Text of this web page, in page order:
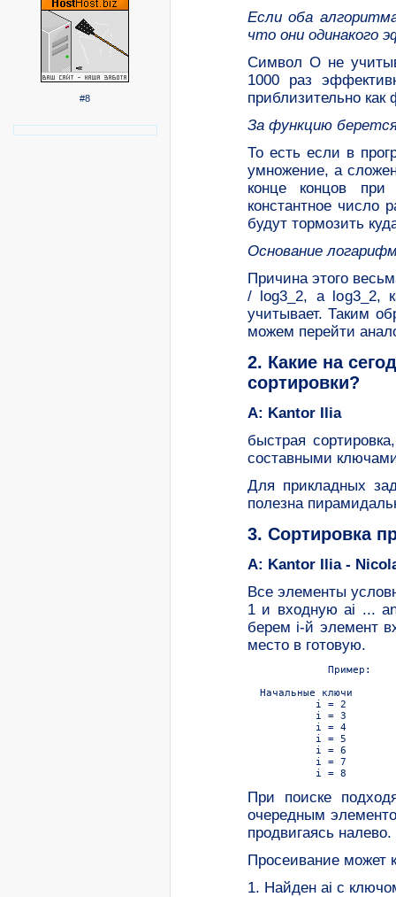
#8
Если оба
что они одинакого
Символ О не
1000 раз
приблизительно как
За функцию
То есть если в
умножение, а
конце концов
константное число
будут тормозить
Основание
Причина этого
/ log3_2, а log3_2,
учитывает. Таким
можем перейти
2. Какие на
сортировки?
A: Kantor Ilia
быстрая
составными
Для прикладных
полезна
3. Сортировка
A: Kantor Ilia -
Все элементы
1 и входную ai ...
берем i-й элемент
место в готовую.
             Пример:
Hачальные ключи
i = 2
i = 3
i = 4
i = 5
i = 6
i = 7
При поиске
очередным
продвигаясь налево.
Просеивание может
1. Hайден ai с